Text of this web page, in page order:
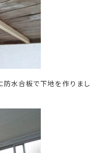
水合板で下地を作りまし